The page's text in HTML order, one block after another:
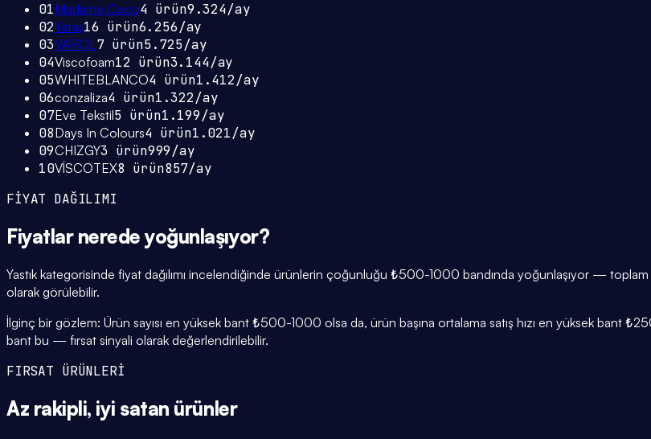
01Madame Coco4 ürün9.324/ay
02Yataş16 ürün6.256/ay
03VAROL7ürün5.725/ay
04Viscofoam12 ürün3.144/ay
05WHITEBLANCO4 ürün1.412/ay
06conzaliza4 ürün1.322/ay
07Eve Tekstil5 ürün1.199/ay
08Days In Colours4 ürün1.021/ay
09CHIZGY3 ürün999/ay
10VİSCOTEX8 ürün857/ay
FİYAT DAĞILIMI
Fiyatlar nerede yoğunlaşıyor?
Yastık kategorisinde fiyat dağılımı incelendiğinde ürünlerin çoğunluğu ₺500-1000 bandında yoğunlaşıyor —
olarak görülebilir.
İlginç bir gözlem: Ürün sayısı en yüksek bant ₺500-1000 olsa da, ürün başına ortalama satış hızı en yüksek bant
bant bu — fırsat sinyali olarak değerlendirilebilir.
FIRSAT ÜRÜNLERİ
Az rakipli, iyi satan ürünler